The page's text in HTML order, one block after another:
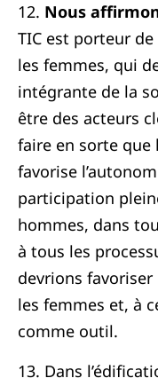
12. Nous
TIC est porteur
les femmes, qui
intégrante de la
être des acteurs
faire en sorte que
favorise
participation
hommes, dans
à tous les
devrions favoriser
les femmes et, à
comme outil.
13. Dans